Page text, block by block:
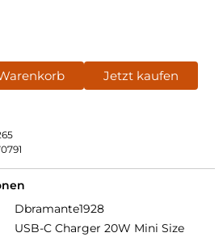
Jetzt kaufen
Dbramante1928
USB-C Charger 20W Mini Size